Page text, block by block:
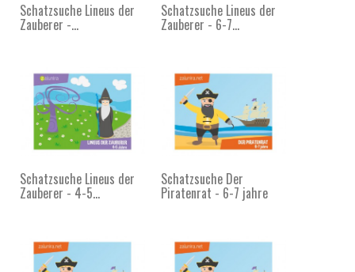
Schatzsuche Lineus der
Zauberer -...
Schatzsuche Lineus der
Zauberer - 6-7...
Schatzsuche Lineus der
Zauberer - 4-5...
Schatzsuche Der
Piratenrat - 6-7 jahre